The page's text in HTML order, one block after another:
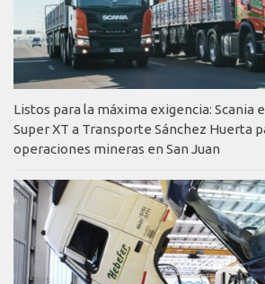
Listos para la máxima exigencia: Scania
Super XT a Transporte Sánchez Huerta
operaciones mineras en San Juan